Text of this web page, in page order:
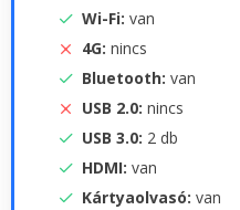
Wi-Fi: van
4G: nincs
Bluetooth: van
USB 2.0: nincs
USB 3.0: 2 db
HDMI: van
Kártyaolvasó: van